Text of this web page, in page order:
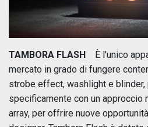
TAMBORA FLASH
È l'unico
mercato in grado di fungere
strobe effect, washlight e blinder,
specificamente con un approccio
array, per offrire nuove